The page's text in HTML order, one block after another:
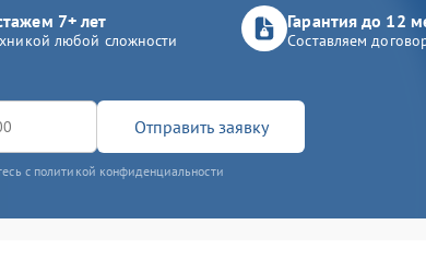
7+ лет
любой сложности
Гарантия до 12
Составляем
Отправить заявку
с политикой конфиденциальности